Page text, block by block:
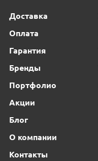
Доставка
Оплата
Гарантия
Бренды
Портфолио
Акции
Блог
О компании
Контакты